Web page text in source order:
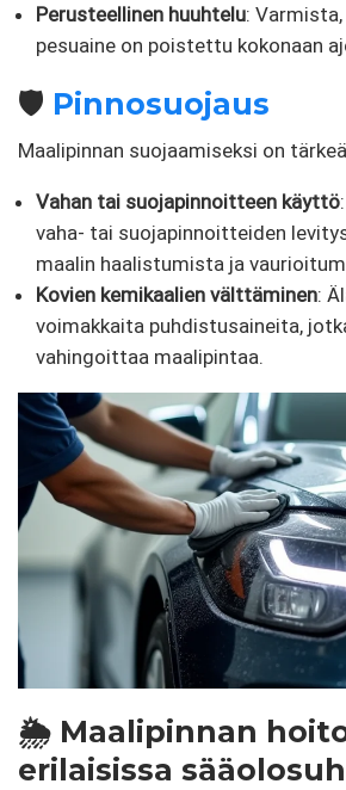
Perusteellinen huuhtelu:
pesuaine on poistettu kokonaan
🛡️ Pinnosuojaus
Maalipinnan suojaamiseksi on
Vahan tai suojapinnoitteen käyttö
vaha- tai suojapinnoitteiden
maalin haalistumista ja
Kovien kemikaalien välttäminen:
voimakkaita puhdistusaineita,
vahingoittaa maalipintaa.
🌦️ Maalipinnan
erilaisissa